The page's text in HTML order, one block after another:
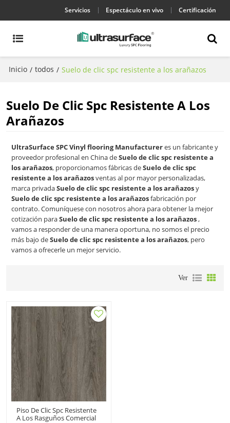
Servicios Espectáculo en vivo Certificación
Inicio / todos / Suelo de clic spc resistente a los arañazos
Suelo De Clic Spc Resistente A Los
Arañazos
UltraSurface SPC Vinyl flooring Manufactureres un fabricante y
proveedor profesional en China deSuelo de clic spc resistente a
los arañazos, proporcionamos fábricas deSuelo de clic spc
resistente a los arañazosventas al por mayor personalizadas,
marca privadaSuelo de clic spc resistente a los arañazosy
Suelo de clic spc resistente a los arañazosfabricación por
contrato. Comuníquese con nosotros ahora para obtener la mejor
cotización paraSuelo de clic spc resistente a los arañazos,
vamos a responder de una manera oportuna, no somos el precio
más bajo deSuelo de clic spc resistente a los arañazos, pero
vamos a ofrecerle un mejor servicio.
Ver
Piso De Clic Spc Resistente
A Los Rasguños Comercial